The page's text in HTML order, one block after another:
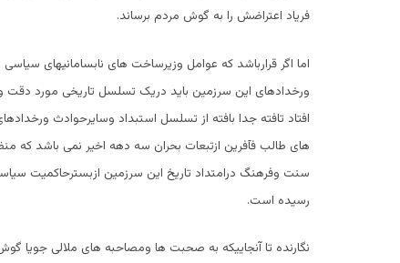
فریاد اعتراضش را به گوش مردم برساند.
اما اگر قرارباشد که عوامل وزیرساخت های نابسامانیهای
افتاد تافته جدا بافته از تسلسل استبداد وسایرحوادث
های طالب فآفرین ازتبعات بحران سه دهه اخیر نمی باشد که
سنت وفرهنگ درامتداد تاریخ این سرزمین ازبسترحاکمیت
رسیده است.
نگارنده تا آنجاییکه به صحبت ها ومصاحبه های ملالی